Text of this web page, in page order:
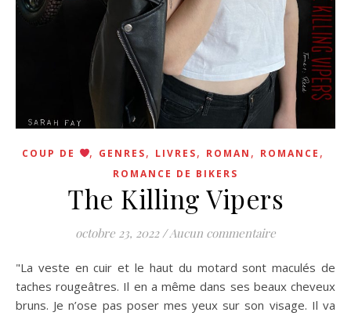
COUP DE , GENRES, LIVRES, ROMAN , ROMANCE ,
ROMANCE DE BIKERS
The Killing Vipers
octobre 23, 2022 / Aucun commentaire
"La veste en cuir et le haut du motard sont maculés de
taches rougeâtres. Il en a même dans ses beaux cheveux
bruns. Je n’ose pas poser mes yeux sur son visage. Il va